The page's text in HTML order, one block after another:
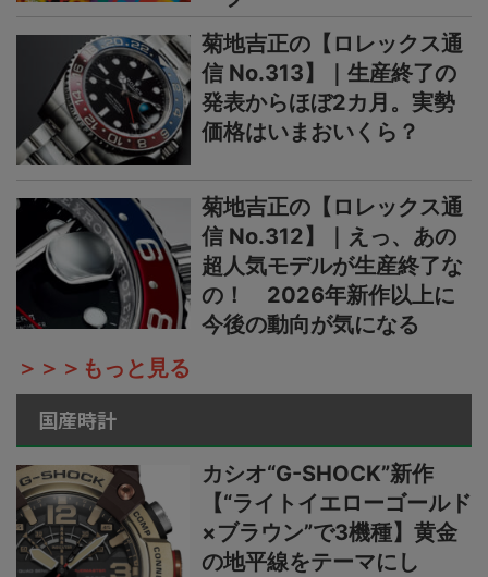
菊地吉正の【ロレックス通
信 No.313】｜生産終了の
発表からほぼ2カ月。実勢
価格はいまおいくら？
菊地吉正の【ロレックス通
信 No.312】｜えっ、あの
超人気モデルが生産終了な
の！ 2026年新作以上に
今後の動向が気になる
＞＞＞もっと見る
国産時計
カシオ“G-SHOCK”新作
【“ライトイエローゴールド
×ブラウン”で3機種】黄金
の地平線をテーマにし